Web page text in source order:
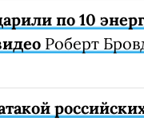
по 10
Роберт